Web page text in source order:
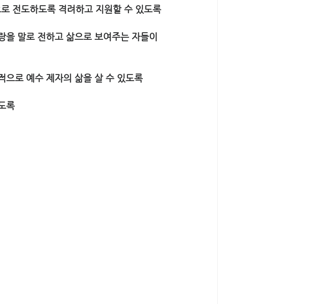
전도하도록 격려하고 지원할 수 있도록
말로 전하고 삶으로 보여주는 자들이
으로 예수 제자의 삶을 살 수 있도록
록